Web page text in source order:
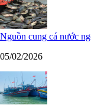
Nguồn cung cá nước
05/02/2026